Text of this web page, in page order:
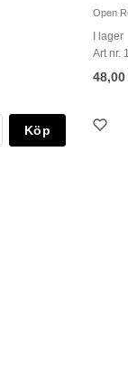
Köp
Open
I lager
Art nr.
48,00